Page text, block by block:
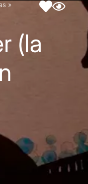
»
(la